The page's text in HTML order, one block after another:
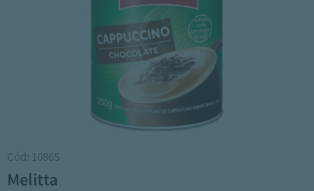
Cód: 10865
melitta